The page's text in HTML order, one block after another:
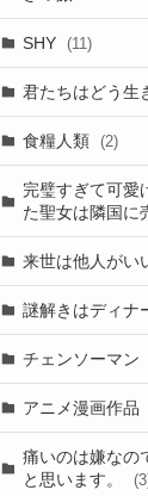
SHY (11)
君たちはどう生
食糧人類 (2)
完璧すぎて可愛
た聖女は隣国に
来世は他人がい
謎解きはディナ
チェンソーマン
アニメ漫画作品
痛いのは嫌なの
と思います。